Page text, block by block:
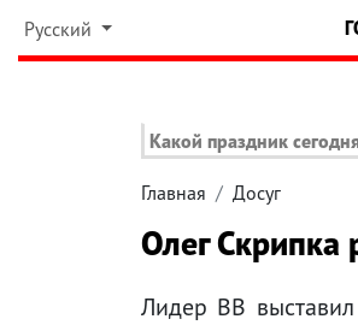
Русский
Какой праздник
Главная Досуг
Олег Скрипка
Лидер ВВ выставил